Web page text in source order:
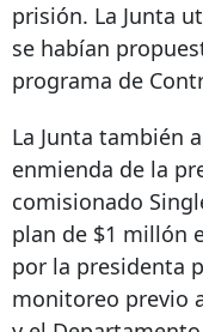
prisión. La Junta
se habían
programa de
La Junta también
enmienda de la
comisionado
plan de $1 millón
por la presidenta
monitoreo previo